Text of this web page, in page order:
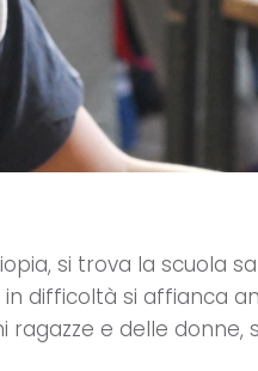
si trova la scuola
difficoltà si affianca
ragazze e delle